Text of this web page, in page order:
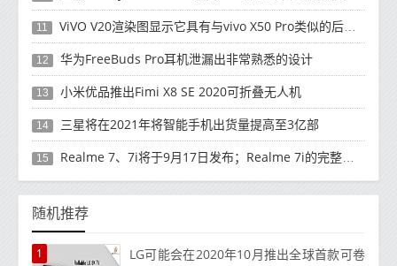
11 ViVO V20渲染图显示它具有与vivo X50 Pro类似的后部设计
12 华为FreeBuds Pro耳机泄漏出非常熟悉的设计
13 小米优品推出Fimi X8 SE 2020可折叠无人机
14 三星将在2021年将智能手机出货量提高至3亿部
15 Realme 7、7i将于9月17日发布；Realme 7i的完整规格并导致泄漏
随机推荐
1
LG可能会在2020年10月推出全球首款可卷